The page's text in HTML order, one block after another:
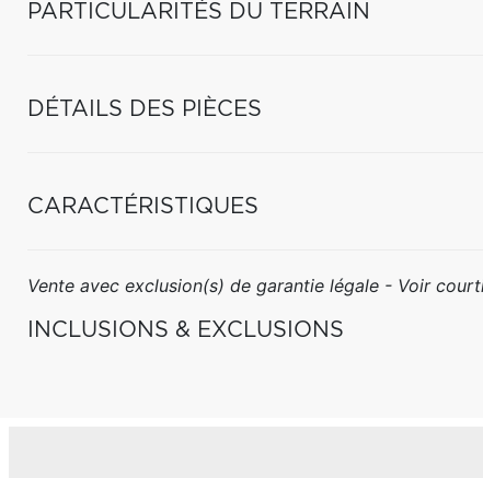
PARTICULARITÉS DU TERRAIN
DÉTAILS DES PIÈCES
CARACTÉRISTIQUES
Vente avec exclusion(s) de garantie légale - Voir
INCLUSIONS & EXCLUSIONS